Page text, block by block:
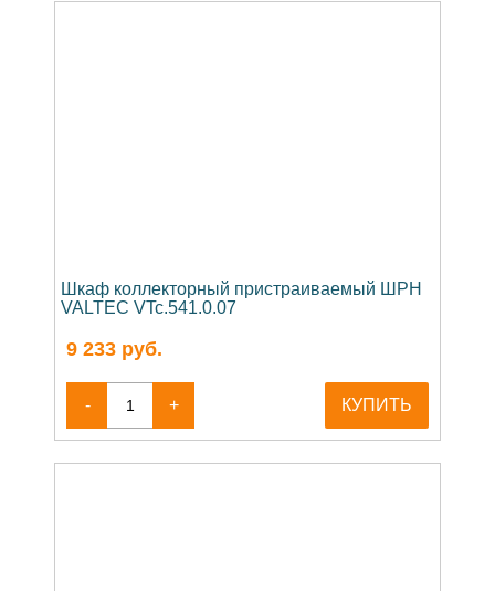
Шкаф коллекторный пристраиваемый ШРН
VALTEC VTc.541.0.07
9 233 руб.
- + КУПИТЬ